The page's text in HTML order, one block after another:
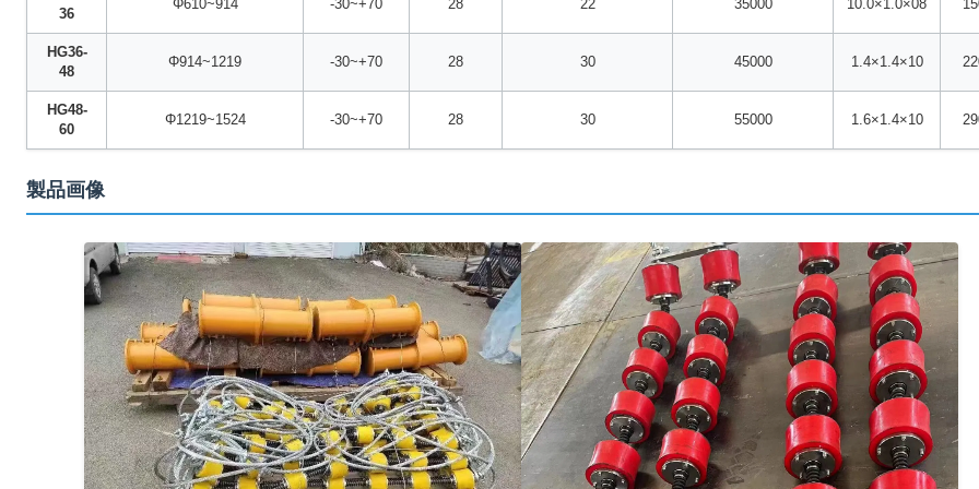
36
Φ610~914 -30~+70 28 22 35000 10.0×1.0×08
HG36-
48
Φ914~1219 -30~+70 28 30 45000 1.4×1.4×10
HG48-
60
Φ1219~1524 -30~+70 28 30 55000 1.6×1.4×10
製品画像